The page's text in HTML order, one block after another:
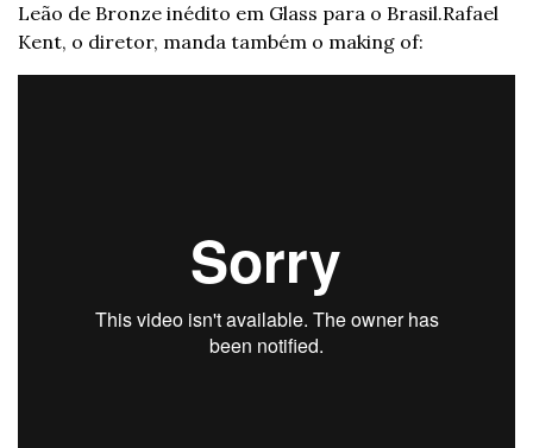
Leão de Bronze inédito em Glass para o Brasil.Rafael
Kent, o diretor, manda também o making of: